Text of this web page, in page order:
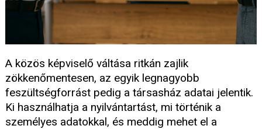
A közös képviselő váltása ritkán zajlik
zökkenőmentesen, az egyik legnagyobb
feszültségforrást pedig a társasház adatai jelentik.
Ki használhatja a nyilvántartást, mi történik a
személyes adatokkal, és meddig mehet el a